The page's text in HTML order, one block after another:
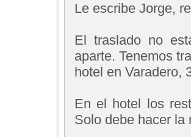
Le escribe Jorge,
El traslado no
aparte. Tenemos
hotel en Varadero,
En el hotel los
Solo debe hacer la